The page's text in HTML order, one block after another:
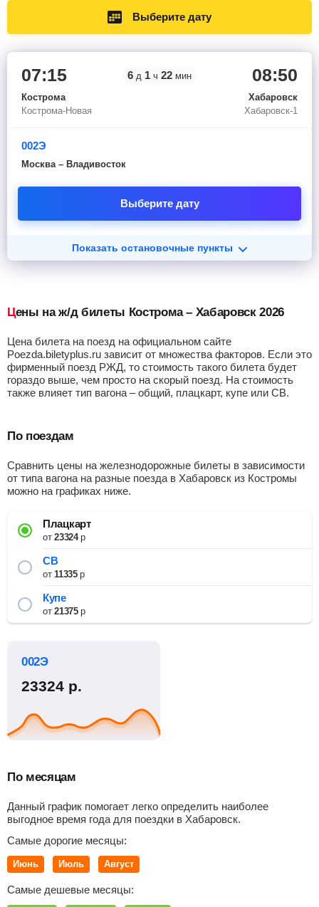
Выберите дату
07:15
Кострома
Кострома-Новая
6 д 1 ч 22 мин 08:50
Хабаровск
Хабаровск-1
002Э
Москва – Владивосток
Выберите дату
Показать остановочные пункты
Цены на ж/д билеты Кострома – Хабаровск 2026
Цена билета на поезд на официальном сайте
Poezda.biletyplus.ru зависит от множества факторов. Если это
фирменный поезд РЖД, то стоимость такого билета будет
гораздо выше, чем просто на скорый поезд. На стоимость
также влияет тип вагона – общий, плацкарт, купе или СВ.
По поездам
Сравнить цены на железнодорожные билеты в зависимости
от типа вагона на разные поезда в Хабаровск из Костромы
можно на графиках ниже.
Плацкарт
от23324р
СВ
от11335р
Купе
от21375р
002Э
23324 р.
По месяцам
Данный график помогает легко определить наиболее
выгодное время года для поездки в Хабаровск.
Самые дорогие месяцы:
Июнь Июль Август
Самые дешевые месяцы: